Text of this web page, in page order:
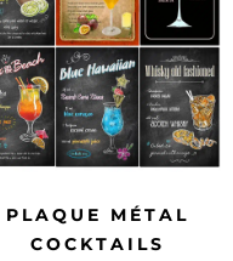
PLAQUE MÉTAL
COCKTAILS